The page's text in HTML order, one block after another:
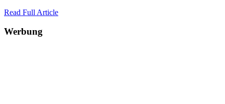
Read Full Article
Werbung